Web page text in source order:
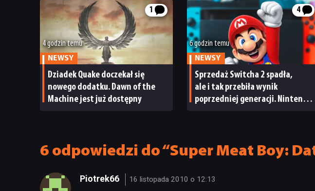
1
4 godzin temu
NEWSY
Dziadek Quake doczekał się
nowego dodatku. Dawn of the
Machine jest już dostępny
4
6 godzin temu
NEWSY
Sprzedaż Switcha 2 spadła,
ale i tak przebiła wynik
poprzedniej generacji. Nintendo
6 odpowiedzi do “Super Meat Boy:
Piotrek66 16 listopada 2010 o 12:13